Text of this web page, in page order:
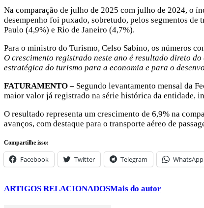
Na comparação de julho de 2025 com julho de 2024, o
desempenho foi puxado, sobretudo, pelos segmentos de
Paulo (4,9%) e Rio de Janeiro (4,7%).
Para o ministro do Turismo, Celso Sabino, os números
O crescimento registrado neste ano é resultado direto
estratégica do turismo para a economia e para o
FATURAMENTO – Segundo levantamento mensal da
maior valor já registrado na série histórica da entidade,
O resultado representa um crescimento de 6,9% na
avanços, com destaque para o transporte aéreo de
Compartilhe isso:
Facebook Twitter Telegram WhatsApp
ARTIGOS RELACIONADOSMais do autor